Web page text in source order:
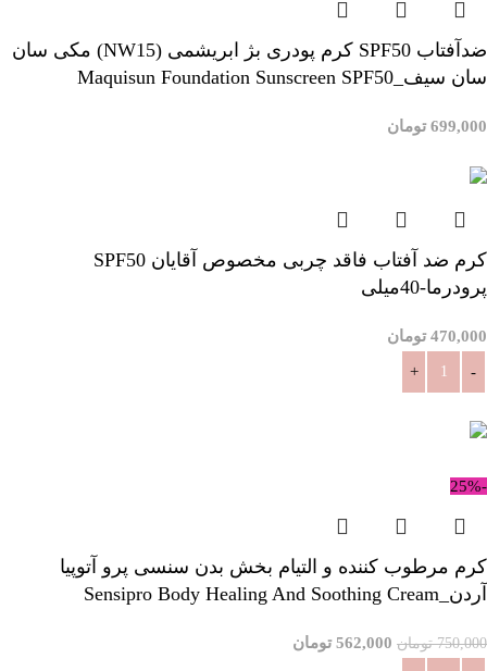
ضدآفتاب SPF50 کرم پودری بژ ابریشمی (NW15) مکی سان
سان سیف_Maquisun Foundation Sunscreen SPF50
699,000 تومان
کرم ضد آفتاب فاقد چربی مخصوص آقایان SPF50
پرودرما-40میلی
470,000 تومان
-25%
کرم مرطوب کننده و التیام بخش بدن سنسی پرو آتوپیا
آردن_Sensipro Body Healing And Soothing Cream
750,000 تومان 562,000 تومان